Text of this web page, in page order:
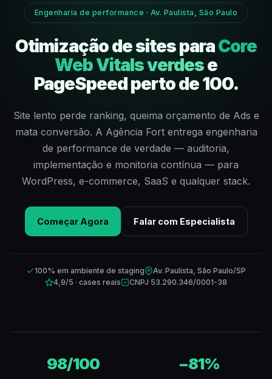
Engenharia de performance · Av. Paulista, São Paulo
Otimização de sites paraCore
Web Vitals verdese
PageSpeed perto de 100.
Site lento perde ranking, queima orçamento de Ads e
mata conversão. A Agência Fort entrega engenharia
de performance de verdade — auditoria,
implementação e monitoria contínua — para
WordPress, e-commerce, SaaS e qualquer stack.
Começar Agora Falar com Especialista
100% em ambiente de staging
Av. Paulista, São Paulo/SP
4,9/5 · cases reais
CNPJ 53.290.346/0001-38
98/100 −81%